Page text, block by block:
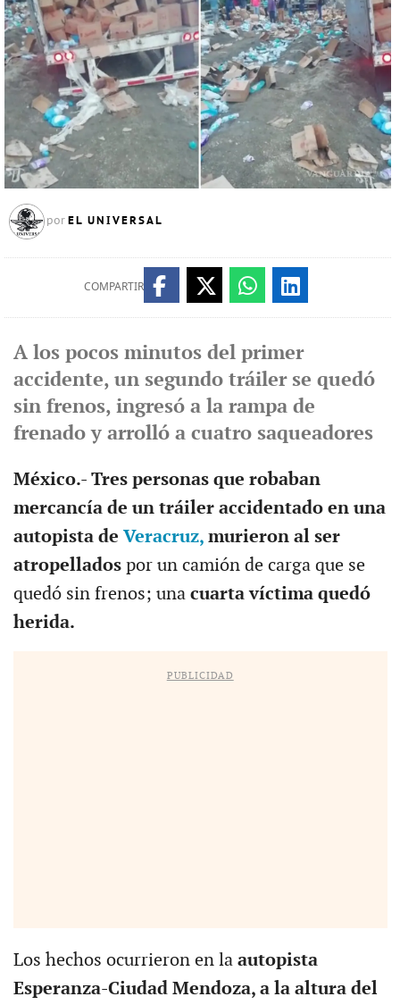
por EL UNIVERSAL
COMPARTIR
A los pocos minutos del primer
accidente, un segundo tráiler se quedó
sin frenos, ingresó a la rampa de
frenado y arrolló a cuatro saqueadores
México.- Tres personas que robaban
mercancía de un tráiler accidentado en una
autopista de Veracruz,murieron al ser
atropellados por un camión de carga que se
quedó sin frenos; una cuarta víctima quedó
herida.
PUBLICIDAD
Los hechos ocurrieron en laautopista
Esperanza-Ciudad Mendoza, a la altura del